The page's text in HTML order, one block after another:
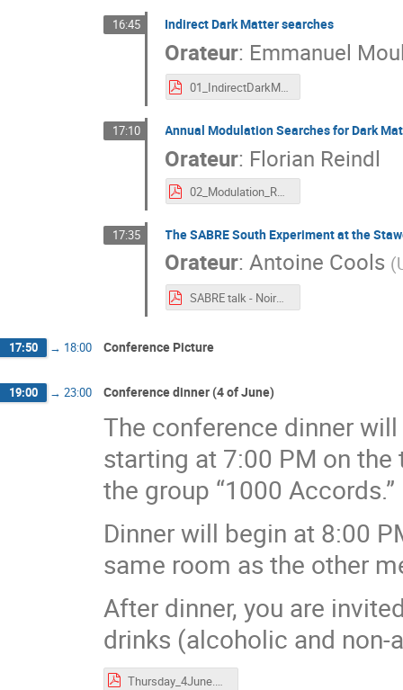
16:45 Indirect Dark Matter searches
Orateur: Emmanuel
01_IndirectDarkMatter_RdN2026_EM.pdf
17:10 Annual Modulation Searches for Dark
Orateur: Florian Reindl
02_Modulation_Reindl_2026_v1.pdf
17:35 The SABRE South Experiment at the
Orateur:Antoine Cools (
SABRE talk - Noirmoutier 2026.pdf
17:50 → 18:00 Conference Picture
19:00 → 23:00 Conference dinner (4 of June)
The conference dinner
starting at 7:00 PM on
the group “1000 Accords.”
Dinner will begin at 8:00
same room as the other
After dinner, you are
drinks (alcoholic and
Thursday_4June.pdf